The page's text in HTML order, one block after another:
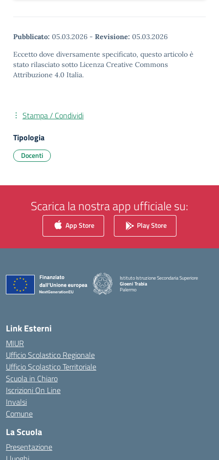
Pubblicato: 05.03.2026 - Revisione: 05.03.2026
Eccetto dove diversamente specificato, questo articolo è
stato rilasciato sotto Licenza Creative Commons
Attribuzione 4.0 Italia.
Stampa / Condividi
Tipologia
Docenti
Scarica la nostra app ufficiale su:
App Store Play Store
Istituto Istruzione Secondaria Superiore
Gioeni Trabia
Palermo
Link Esterni
MIUR
Ufficio Scolastico Regionale
Ufficio Scolastico Territoriale
Scuola in Chiaro
Iscrizioni On Line
Invalsi
Comune
La Scuola
Presentazione